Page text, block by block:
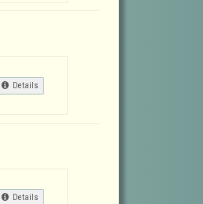
Details
Details